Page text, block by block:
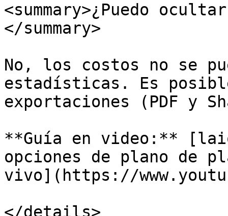
<summary>¿Puedo
</summary>
No, los costos no se
estadísticas. Es
exportaciones (PDF y
**Guía en video:**
opciones de plano de
vivo](https://